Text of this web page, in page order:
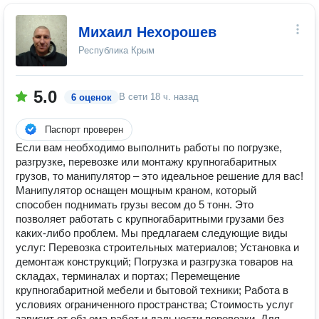
Михаил Нехорошев
Республика Крым
5.0 6 оценок В сети 18 ч. назад
Паспорт проверен
Если вам необходимо выполнить работы по погрузке,
разгрузке, перевозке или монтажу крупногабаритных
грузов, то манипулятор – это идеальное решение для вас!
Манипулятор оснащен мощным краном, который
способен поднимать грузы весом до 5 тонн. Это
позволяет работать с крупногабаритными грузами без
каких-либо проблем. Мы предлагаем следующие виды
услуг: Перевозка строительных материалов; Установка и
демонтаж конструкций; Погрузка и разгрузка товаров на
складах, терминалах и портах; Перемещение
крупногабаритной мебели и бытовой техники; Работа в
условиях ограниченного пространства; Стоимость услуг